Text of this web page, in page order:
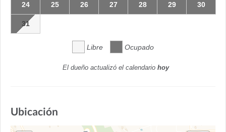
24 25 26 27 28 29 30
31
Libre Ocupado
El dueño actualizó el calendario hoy
Ubicación